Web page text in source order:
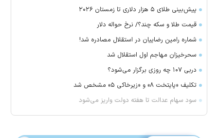
پیش‌بینی طلای ۵ هزار دلاری تا زمستان ۲۰۲۶
قیمت طلا و سکه چند؟/ نرخ حواله دلار
شماره رامین رضاییان در استقلال مصادره شد!
سحرخیزان مهاجم اول استقلال شد
دربی ۱۰۷ چه روزی برگزار می‌شود؟
تکلیف «پایتخت ۸» و «زیرخاکی ۵» مشخص شد
سود سهام عدالت تا هفته دولت واریز می‌شود